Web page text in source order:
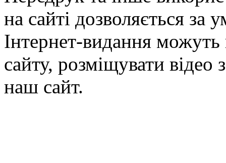
на сайті дозволяється
Інтернет-видання можуть
сайту, розміщувати відео
наш сайт.